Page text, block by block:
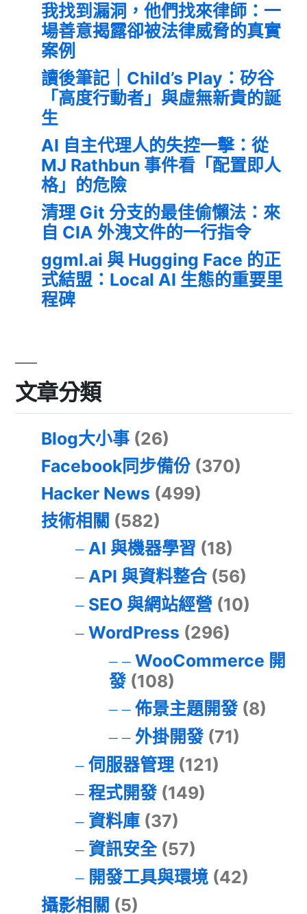
我找到漏洞，他們找來律師：一
場善意揭露卻被法律威脅的真實
案例
讀後筆記｜Child’s Play：矽谷
「高度行動者」與虛無新貴的誕
生
AI 自主代理人的失控一擊：從
MJ Rathbun 事件看「配置即人
格」的危險
清理 Git 分支的最佳偷懶法：來
自 CIA 外洩文件的一行指令
ggml.ai 與 Hugging Face 的正
式結盟：Local AI 生態的重要里
程碑
文章分類
Blog大小事 (26)
Facebook同步備份 (370)
Hacker News (499)
技術相關 (582)
AI 與機器學習 (18)
API 與資料整合(56)
SEO 與網站經營 (10)
WordPress (296)
WooCommerce 開
發(108)
佈景主題開發(8)
外掛開發(71)
伺服器管理(121)
程式開發(149)
資料庫(37)
資訊安全(57)
開發工具與環境(42)
攝影相關 (5)